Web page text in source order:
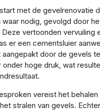
met de gevelrenovatie
nodig, gevolgd door
vertoonden vervuiling
er een cementsluier
aangepakt door de gevels
onder hoge druk, wat
vereist het
stralen van gevels.